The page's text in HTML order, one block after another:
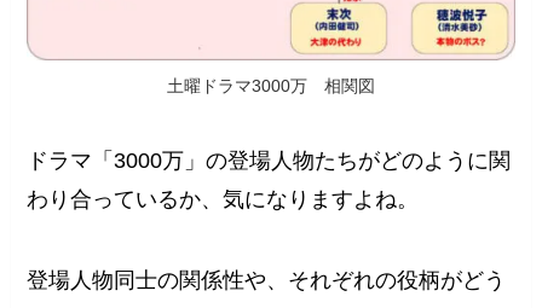
土曜ドラマ3000万 相関図
ドラマ「3000万」の登場人物たちがどのように関
わり合っているか、気になりますよね。
登場人物同士の関係性や、それぞれの役柄がどう